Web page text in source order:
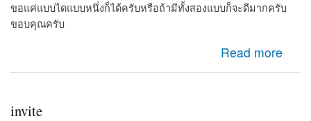
ขอแค่แบบไดแบบหนึ่งก็ได้ครับหรือถ้ามีทั้งสองแบบก็จะดีมากครับ
ขอบคุณครับ
Read more
invite